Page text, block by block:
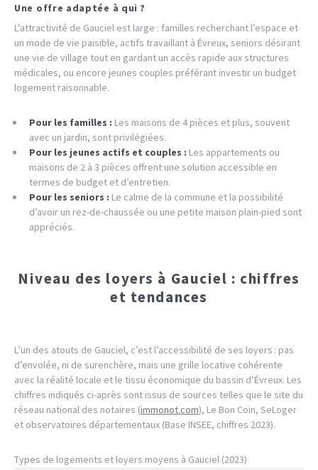
Une offre adaptée à qui ?
L’attractivité de Gauciel est large : familles recherchant l’espace et
un mode de vie paisible, actifs travaillant à Évreux, seniors désirant
une vie de village tout en gardant un accès rapide aux structures
médicales, ou encore jeunes couples préférant investir un budget
logement raisonnable.
Pour les familles : Les maisons de 4 pièces et plus, souvent
avec un jardin, sont privilégiées.
Pour les jeunes actifs et couples : Les appartements ou
maisons de 2 à 3 pièces offrent une solution accessible en
termes de budget et d’entretien.
Pour les seniors : Le calme de la commune et la possibilité
d’avoir un rez-de-chaussée ou une petite maison plain-pied sont
appréciés.
Niveau des loyers à Gauciel : chiffres
et tendances
L’un des atouts de Gauciel, c’est l’accessibilité de ses loyers : pas
d’envolée, ni de surenchère, mais une grille locative cohérente
avec la réalité locale et le tissu économique du bassin d’Évreux. Les
chiffres indiqués ci-après sont issus de sources telles que le site du
réseau national des notaires (immonot.com), Le Bon Coin, SeLoger
et observatoires départementaux (Base INSEE, chiffres 2023).
Types de logements et loyers moyens à Gauciel (2023)